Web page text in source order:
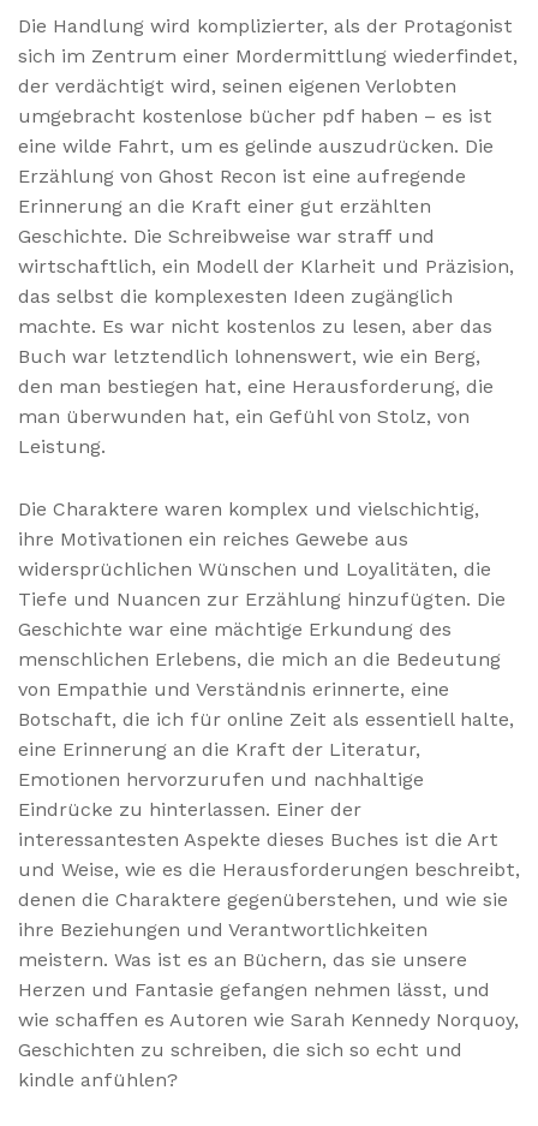
Die Handlung wird komplizierter, als der Protagonist
sich im Zentrum einer Mordermittlung wiederfindet,
der verdächtigt wird, seinen eigenen Verlobten
umgebracht kostenlose bücher pdf haben – es ist
eine wilde Fahrt, um es gelinde auszudrücken. Die
Erzählung von Ghost Recon ist eine aufregende
Erinnerung an die Kraft einer gut erzählten
Geschichte. Die Schreibweise war straff und
wirtschaftlich, ein Modell der Klarheit und Präzision,
das selbst die komplexesten Ideen zugänglich
machte. Es war nicht kostenlos zu lesen, aber das
Buch war letztendlich lohnenswert, wie ein Berg,
den man bestiegen hat, eine Herausforderung, die
man überwunden hat, ein Gefühl von Stolz, von
Leistung.
Die Charaktere waren komplex und vielschichtig,
ihre Motivationen ein reiches Gewebe aus
widersprüchlichen Wünschen und Loyalitäten, die
Tiefe und Nuancen zur Erzählung hinzufügten. Die
Geschichte war eine mächtige Erkundung des
menschlichen Erlebens, die mich an die Bedeutung
von Empathie und Verständnis erinnerte, eine
Botschaft, die ich für online Zeit als essentiell halte,
eine Erinnerung an die Kraft der Literatur,
Emotionen hervorzurufen und nachhaltige
Eindrücke zu hinterlassen. Einer der
interessantesten Aspekte dieses Buches ist die Art
und Weise, wie es die Herausforderungen beschreibt,
denen die Charaktere gegenüberstehen, und wie sie
ihre Beziehungen und Verantwortlichkeiten
meistern. Was ist es an Büchern, das sie unsere
Herzen und Fantasie gefangen nehmen lässt, und
wie schaffen es Autoren wie Sarah Kennedy Norquoy,
Geschichten zu schreiben, die sich so echt und
kindle anfühlen?